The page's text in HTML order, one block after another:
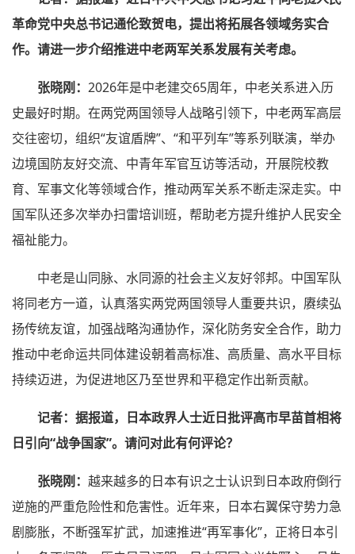
革命党中央总书记通伦致贺电，提出将拓展各领域务实合
作。请进一步介绍推进中老两军关系发展有关考虑。
张晓刚： 2026年是中老建交65周年，中老关系进入历
史最好时期。在两党两国领导人战略引领下，中老两军高层
交往密切，组织“友谊盾牌”、“和平列车”等系列联演，举办
边境国防友好交流、中青年军官互访等活动，开展院校教
育、军事文化等领域合作，推动两军关系不断走深走实。中
国军队还多次举办扫雷培训班，帮助老方提升维护人民安全
福祉能力。
中老是山同脉、水同源的社会主义友好邻邦。中国军队
将同老方一道，认真落实两党两国领导人重要共识，赓续弘
扬传统友谊，加强战略沟通协作，深化防务安全合作，助力
推动中老命运共同体建设朝着高标准、高质量、高水平目标
持续迈进，为促进地区乃至世界和平稳定作出新贡献。
记者：据报道，日本政界人士近日批评高市早苗首相将
日引向“战争国家”。请问对此有何评论？
张晓刚： 越来越多的日本有识之士认识到日本政府倒行
逆施的严重危险性和危害性。近年来，日本右翼保守势力急
剧膨胀，不断强军扩武，加速推进“再军事化”，正将日本引